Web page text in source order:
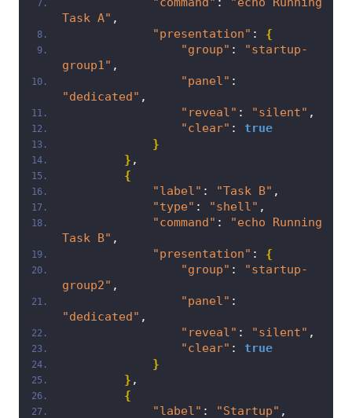
Task A" ,
"presentation" : {
"group" :
"startup-
group1" ,
"panel"
"dedicated" ,
"reveal" : "silent" ,
"clear" : true
}
} ,
{
"label" : "Task B" ,
"type" : "shell" ,
"command" :
"echo Running
Task B" ,
"presentation" : {
"group" :
"startup-
group2" ,
"panel"
"dedicated" ,
"reveal" : "silent" ,
"clear" : true
}
} ,
{
"label" : "Startup" ,